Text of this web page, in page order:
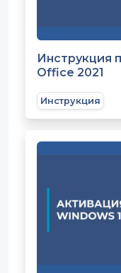
Инструкция
Office 2021
Инструкция